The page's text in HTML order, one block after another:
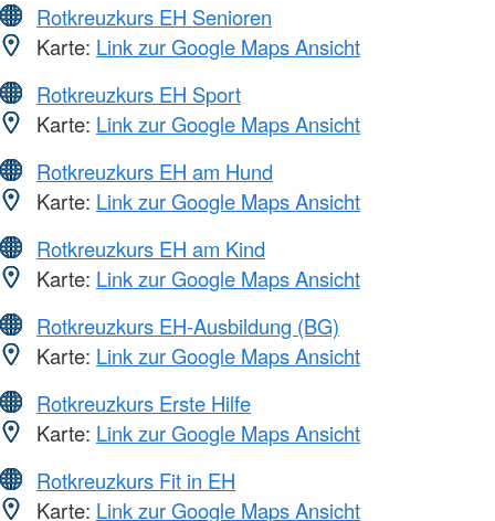
Rotkreuzkurs EH Senioren
Karte: Link zur Google Maps Ansicht
Rotkreuzkurs EH Sport
Karte: Link zur Google Maps Ansicht
Rotkreuzkurs EH am Hund
Karte: Link zur Google Maps Ansicht
Rotkreuzkurs EH am Kind
Karte: Link zur Google Maps Ansicht
Rotkreuzkurs EH-Ausbildung (BG)
Karte: Link zur Google Maps Ansicht
Rotkreuzkurs Erste Hilfe
Karte: Link zur Google Maps Ansicht
Rotkreuzkurs Fit in EH
Karte: Link zur Google Maps Ansicht